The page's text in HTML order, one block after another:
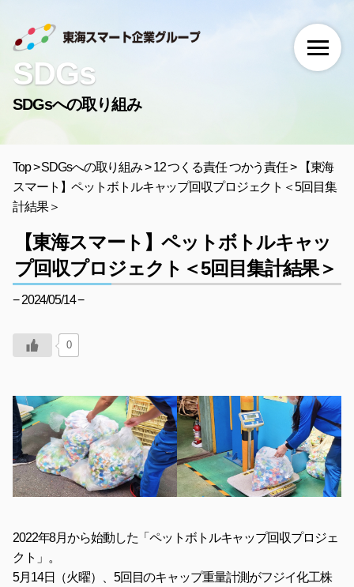
SDGs
SDGsへの取り組み
Top>SDGsへの取り組み>12 つくる責任 つかう責任>
【東海
スマート】ペットボトルキャップ回収プロジェクト＜5回目集
計結果＞
【東海スマート】ペットボトルキャッ
プ回収プロジェクト＜5回目集計結果＞
− 2024/05/14 −
0
2022年8月から始動した「ペットボトルキャップ回収プロジェ
クト」。
5月14日（火曜）、5回目のキャップ重量計測がフジイ化工株